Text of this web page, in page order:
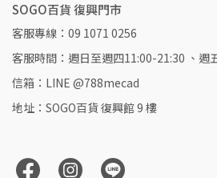
SOGO百貨 復興門市
客服專線：09 1071 0256
客服時間：週日至週四11:00-21:30 、週
信箱：LINE @788mecad
地址：SOGO百貨 復興館 9 樓